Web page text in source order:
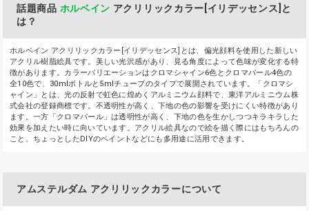
話題商品 ホルベイン アクリリックカラー[イリデッセンス]と
は？
ホルベイン アクリリックカラー[イリデッセンス]とは、偏光顔料を使用した新しい
アクリル樹脂絵具です。美しい光沢感があり、見る角度によって色味が変化する特
徴があります。カラーバリエーションはクロマシャイン6色とクロマパール4色の
全10色で、30mlボトルと5mlチューブのタイプで展開されています。「クロマシ
ャイン」とは、光の反射で虹色に煌めくアルミニウム顔料で、東洋アルミニウム株
式会社の登録商標です。不透明性が高く、下地の色の影響を受けにくい特徴があり
ます。一方「クロマパール」は透明性が高く、下地の色を生かしつつキラキラした
効果を加えたい時に向いています。アクリル絵具なので絵を描く際にはもちろんの
こと、ちょっとしたDIYのペイントなどにも多用途に活用できます。
アムステルダム アクリリックカラーについて